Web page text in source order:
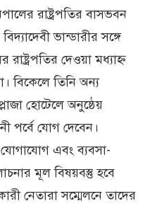
রাষ্ট্রপতির বাসভবন
ভান্ডারীর সঙ্গে
দেওয়া মধ্যাহ্ন
বিকেলে তিনি অন্য
হোটেলে অনুষ্ঠেয়
পর্বে যোগ দেবেন।
যোগাযোগ এবং ব্যবসা-
মূল বিষয়বস্তু হবে
নেতারা সম্মেলনে তাদের